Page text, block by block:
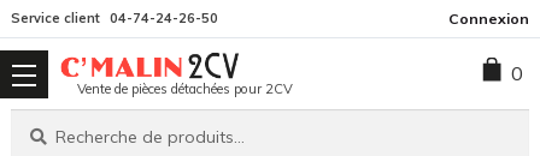
la
navigation
contenu
Service client 04-74-24-26-50 Connexion
Vente de pièces détachées pour 2CV
Recherche
Recherche
0